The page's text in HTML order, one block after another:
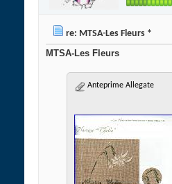
re: MTSA-Les Fleurs *
MTSA-Les Fleurs
Anteprime Allegate